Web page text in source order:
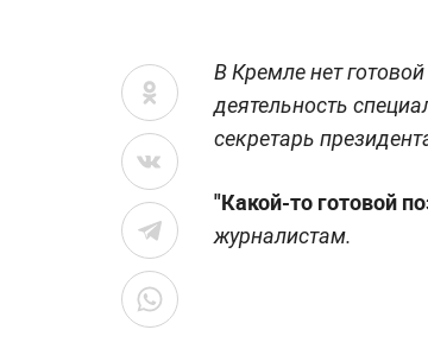
В Кремле нет
деятельность
секретарь
"Какой-то готовой
журналистам.